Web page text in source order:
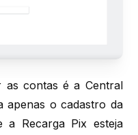
as contas é a Central
apenas o cadastro da
a Recarga Pix esteja